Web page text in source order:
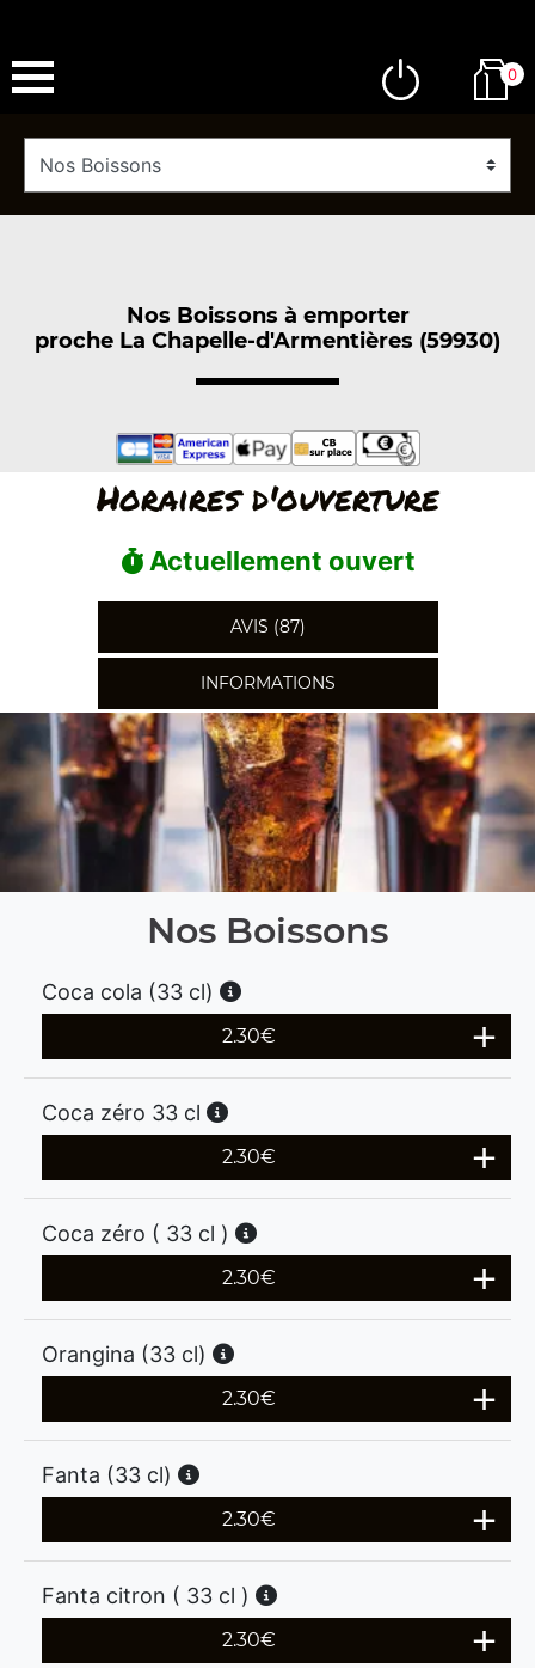
0
Nos Boissons à emporter
proche La Chapelle-d'Armentières (59930)
Horaires d'ouverture
Actuellement ouvert
AVIS (87)
INFORMATIONS
Nos Boissons
Coca cola (33 cl)
2.30€
Coca zéro 33 cl
2.30€
Coca zéro ( 33 cl )
2.30€
Orangina (33 cl)
2.30€
Fanta (33 cl)
2.30€
Fanta citron ( 33 cl )
2.30€